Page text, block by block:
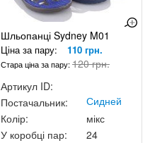
Шльопанці Sydney M01
Ціна за пару: 110 грн.
Стара ціна за пару:120 грн.
Артикул ID:
Постачальник:
Сидней
Колір:
мікс
У коробці пар:
24